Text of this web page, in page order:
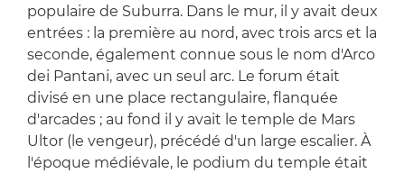
populaire de Suburra. Dans le mur, il y avait deux
entrées : la première au nord, avec trois arcs et la
seconde, également connue sous le nom d'Arco
dei Pantani, avec un seul arc. Le forum était
divisé en une place rectangulaire, flanquée
d'arcades ; au fond il y avait le temple de Mars
Ultor (le vengeur), précédé d'un large escalier. À
l'époque médiévale, le podium du temple était